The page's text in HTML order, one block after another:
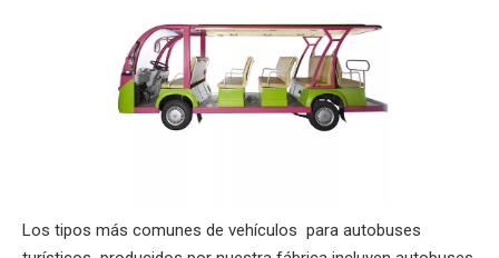
Los tipos más comunes de vehículos para autobuses